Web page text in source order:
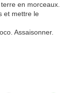
en morceaux.
et mettre le
Assaisonner.